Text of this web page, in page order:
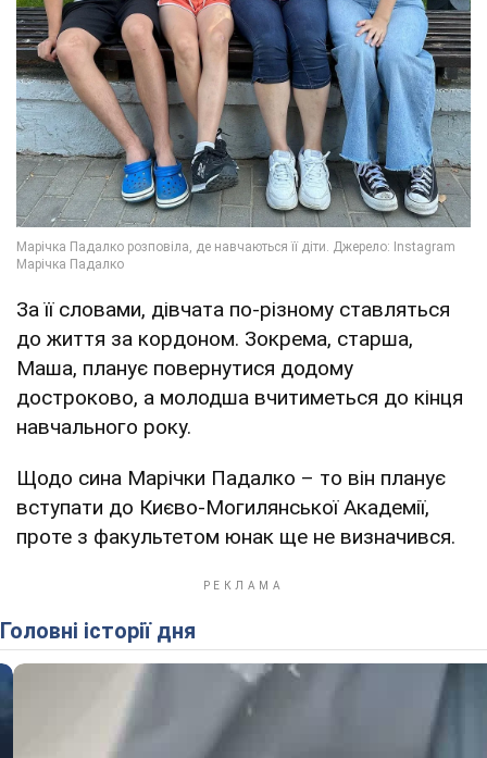
За її словами, дівчата по-різному ставляться
до життя за кордоном. Зокрема, старша,
Маша, планує повернутися додому
достроково, а молодша вчитиметься до кінця
навчального року.
Щодо сина Марічки Падалко – то він планує
вступати до Києво-Могилянської Академії,
проте з факультетом юнак ще не визначився.
Головні історії дня